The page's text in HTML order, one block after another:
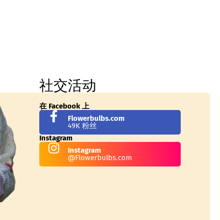
社交活动
在 Facebook 上
Flowerbulbs.com
49K 粉丝
Instagram
Instagram
@Flowerbulbs.com